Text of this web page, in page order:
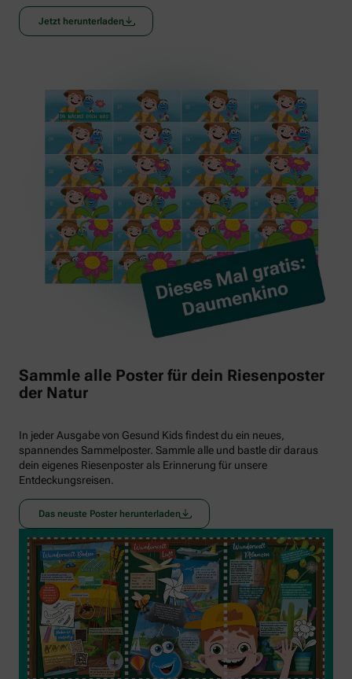
Jetzt herunterladen
Sammle alle Poster für dein Riesenposter
der Natur
In jeder Ausgabe von Gesund Kids findest du ein neues,
spannendes Sammelposter. Sammle alle und bastle dir daraus
dein eigenes Riesenposter als Erinnerung für unsere
Entdeckungsreisen.
Das neuste Poster herunterladen